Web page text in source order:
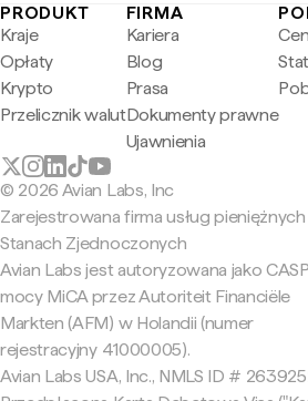
PRODUKT
Kraje
Opłaty
Krypto
Przelicznik walut
FIRMA
Kariera
Blog
Prasa
Dokumenty prawne
Ujawnienia
© 2026 Avian Labs, Inc
Zarejestrowana firma usług
Stanach Zjednoczonych
Avian Labs jest autoryzowana jako
mocy MiCA przez Autoriteit Financiële
Markten (AFM) w Holandii (numer
rejestracyjny 41000005).
Avian Labs USA, Inc., NMLS ID #